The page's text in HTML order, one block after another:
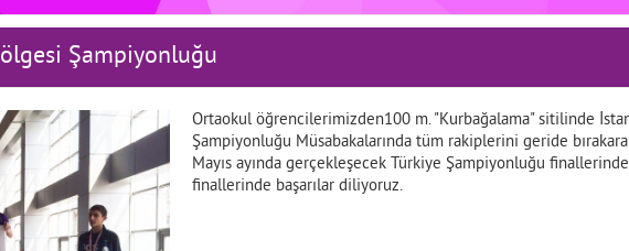
Şampiyonluğu
Ortaokul öğrencilerimizden100 m. "Kurbağalama" sitilinde
Şampiyonluğu Müsabakalarında tüm rakiplerini geride
Mayıs ayında gerçekleşecek Türkiye Şampiyonluğu
finallerinde başarılar diliyoruz.